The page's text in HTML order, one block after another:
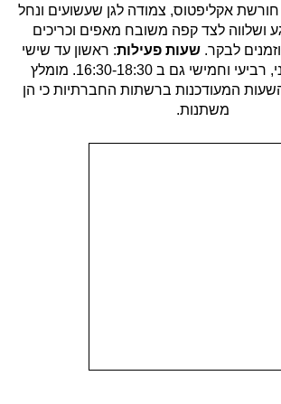
אקליפטוס, צמודה לגן שעשועים ונחל
ושלווה לצד קפה משובח מאפים וכריכים
לבקר. שעות פעילות: ראשון עד שישי
07:30-13:00 שני, רביעי וחמישי גם ב 16:30-18:30. מומלץ
המעודכנות ברשתות החברתיות כי הן
משתנות.